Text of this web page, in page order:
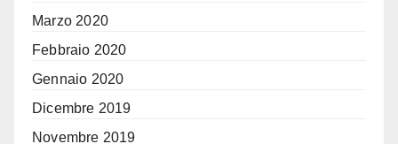
Marzo 2020
Febbraio 2020
Gennaio 2020
Dicembre 2019
Novembre 2019